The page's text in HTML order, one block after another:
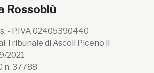
Rossoblù
- P.IVA 02405390440
Tribunale di Ascoli Piceno il
2021
n. 37788